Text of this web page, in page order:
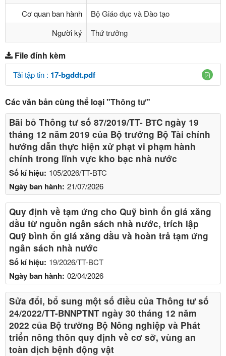
Cơ quan ban hành
Bộ Giáo dục và Đào tạo
Người ký
Thứ trưởng
File đính kèm
Tải tập tin : 17-bgddt.pdf
Các văn bản cùng thể loại"Thông tư"
Số kí hiệu: 105/2026/TT-BTC
Ngày ban hành: 21/07/2026
Bãi bỏ Thông tư số 87/2019/TT- BТC ngày 19
tháng 12 năm 2019 của Bộ trưởng Bộ Tài chính
hướng dẫn thực hiện xử phạt vi phạm hành
chính trong lĩnh vực kho bạc nhà nước
Số kí hiệu: 19/2026/TT-BCT
Ngày ban hành: 02/04/2026
Quy định về tạm ứng cho Quỹ bình ổn giá xăng
dầu từ nguồn ngân sách nhà nước, trích lập
Quỹ bình ổn giá xăng dầu và hoàn trả tạm ứng
ngân sách nhà nước
Sửa đổi, bổ sung một số điều của Thông tư số
24/2022/TT-BNNPTNT ngày 30 tháng 12 năm
2022 của Bộ trưởng Bộ Nông nghiệp và Phát
triển nông thôn quy định về cơ sở, vùng an
toàn dịch bệnh động vật